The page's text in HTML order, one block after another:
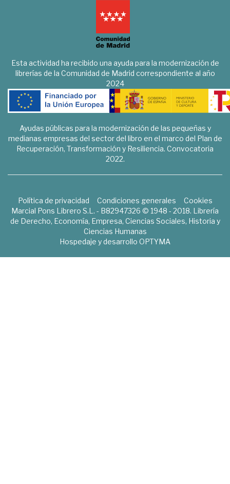
Esta actividad ha recibido una ayuda para la modernización de
librerías de la Comunidad de Madrid correspondiente al año
2024
Ayudas públicas para la modernización de las pequeñas y
medianas empresas del sector del libro en el marco del Plan de
Recuperación, Transformación y Resiliencia. Convocatoria
2022.
Política de privacidad Condiciones generales
Cookies
Marcial Pons Librero S.L. - B82947326 © 1948 - 2018. Librería
de Derecho, Economía, Empresa, Ciencias Sociales, Historia y
Ciencias Humanas
Hospedaje y desarrollo OPTYMA